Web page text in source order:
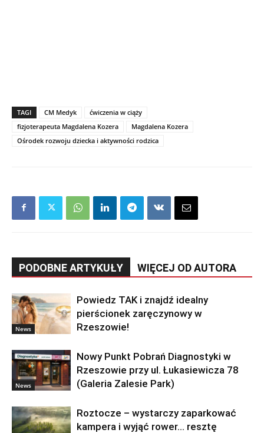
TAGI CM Medyk
ćwiczenia w ciąży
fizjoterapeuta Magdalena Kozera
Magdalena Kozera
Ośrodek rozwoju dziecka i aktywności rodzica
PODOBNE ARTYKUŁY WIĘCEJ OD AUTORA
News
Powiedz TAK i znajdź idealny
pierścionek zaręczynowy w
Rzeszowie!
News
Nowy Punkt Pobrań Diagnostyki w
Rzeszowie przy ul. Łukasiewicza 78
(Galeria Zalesie Park)
Roztocze – wystarczy zaparkować
kampera i wyjąć rower… resztę